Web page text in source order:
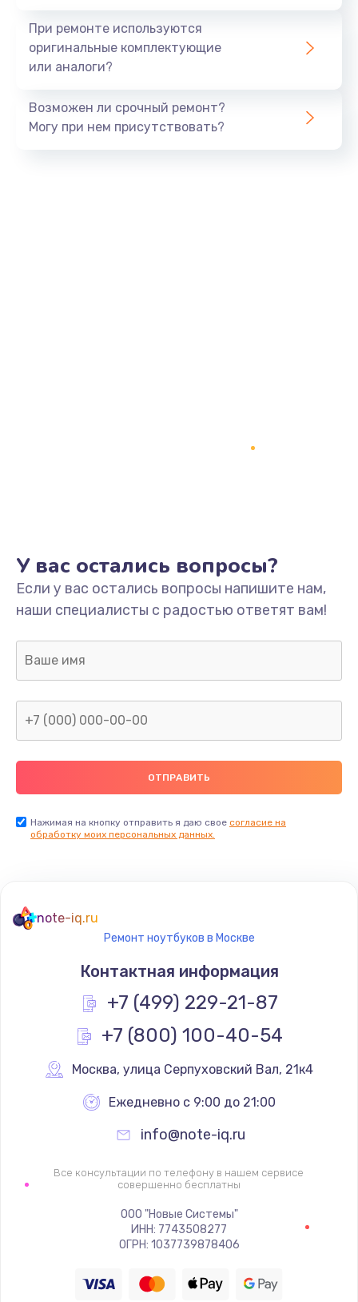
При ремонте используются
оригинальные комплектующие
или аналоги?
Возможен ли срочный ремонт?
Могу при нем присутствовать?
У вас остались вопросы?
Если у вас остались вопросы напишите нам,
наши специалисты с радостью ответят вам!
Нажимая на кнопку отправить я даю свое согласие на
обработку моих персональных данных.
note-iq.ru
Ремонт ноутбуков в Москве
Контактная информация
+7 (499) 229-21-87
+7 (800) 100-40-54
Москва, улица Серпуховский Вал, 21к4
Ежедневно с 9:00 до 21:00
info@note-iq.ru
Все консультации по телефону в нашем сервисе
совершенно бесплатны
ООО "Новые Системы"
ИНН: 7743508277
ОГРН: 1037739878406